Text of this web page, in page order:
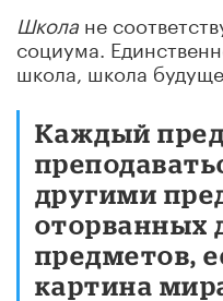
Школа не
социума.
школа, школа
Каждый
другими
оторванных
предметов,
картина